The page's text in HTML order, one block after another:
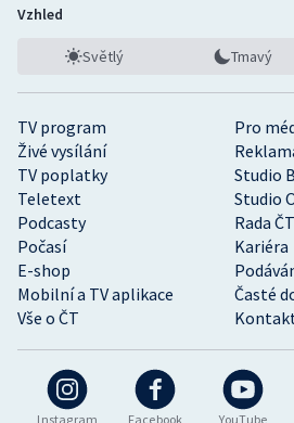
Instagram Facebook YouTube
TV program
Pro
Živé vysílání
TV poplatky
Studio
Teletext
Studio
Podcasty
Rada ČT
Počasí
Kariéra
E-shop
Mobilní a TV aplikace
Časté
Vše o ČT
Vzhled
Světlý Tmavý